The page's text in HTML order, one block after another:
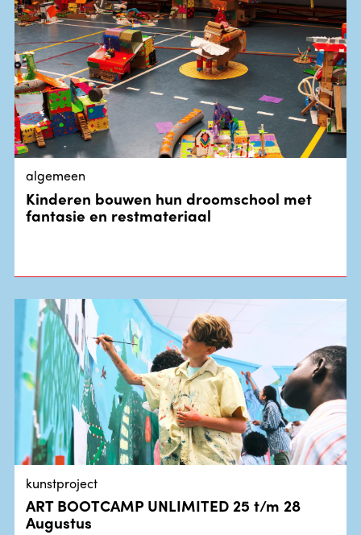
algemeen
Kinderen bouwen hun droomschool met
fantasie en restmateriaal
kunstproject
ART BOOTCAMP UNLIMITED 25 t/m 28
Augustus